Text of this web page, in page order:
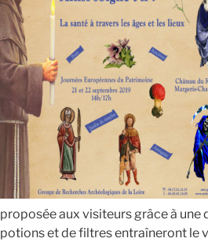
proposée aux visiteurs grâce à une
potions et de filtres entraîneront le